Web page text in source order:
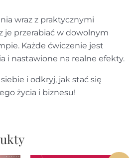
wraz z praktycznymi
je przerabiać w dowolnym
Każde ćwiczenie jest
i nastawione na realne efekty.
i odkryj, jak stać się
życia i biznesu!